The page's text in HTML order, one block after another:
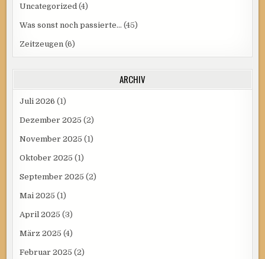
Uncategorized (4)
Was sonst noch passierte… (45)
Zeitzeugen (6)
ARCHIV
Juli 2026 (1)
Dezember 2025 (2)
November 2025 (1)
Oktober 2025 (1)
September 2025 (2)
Mai 2025 (1)
April 2025 (3)
März 2025 (4)
Februar 2025 (2)